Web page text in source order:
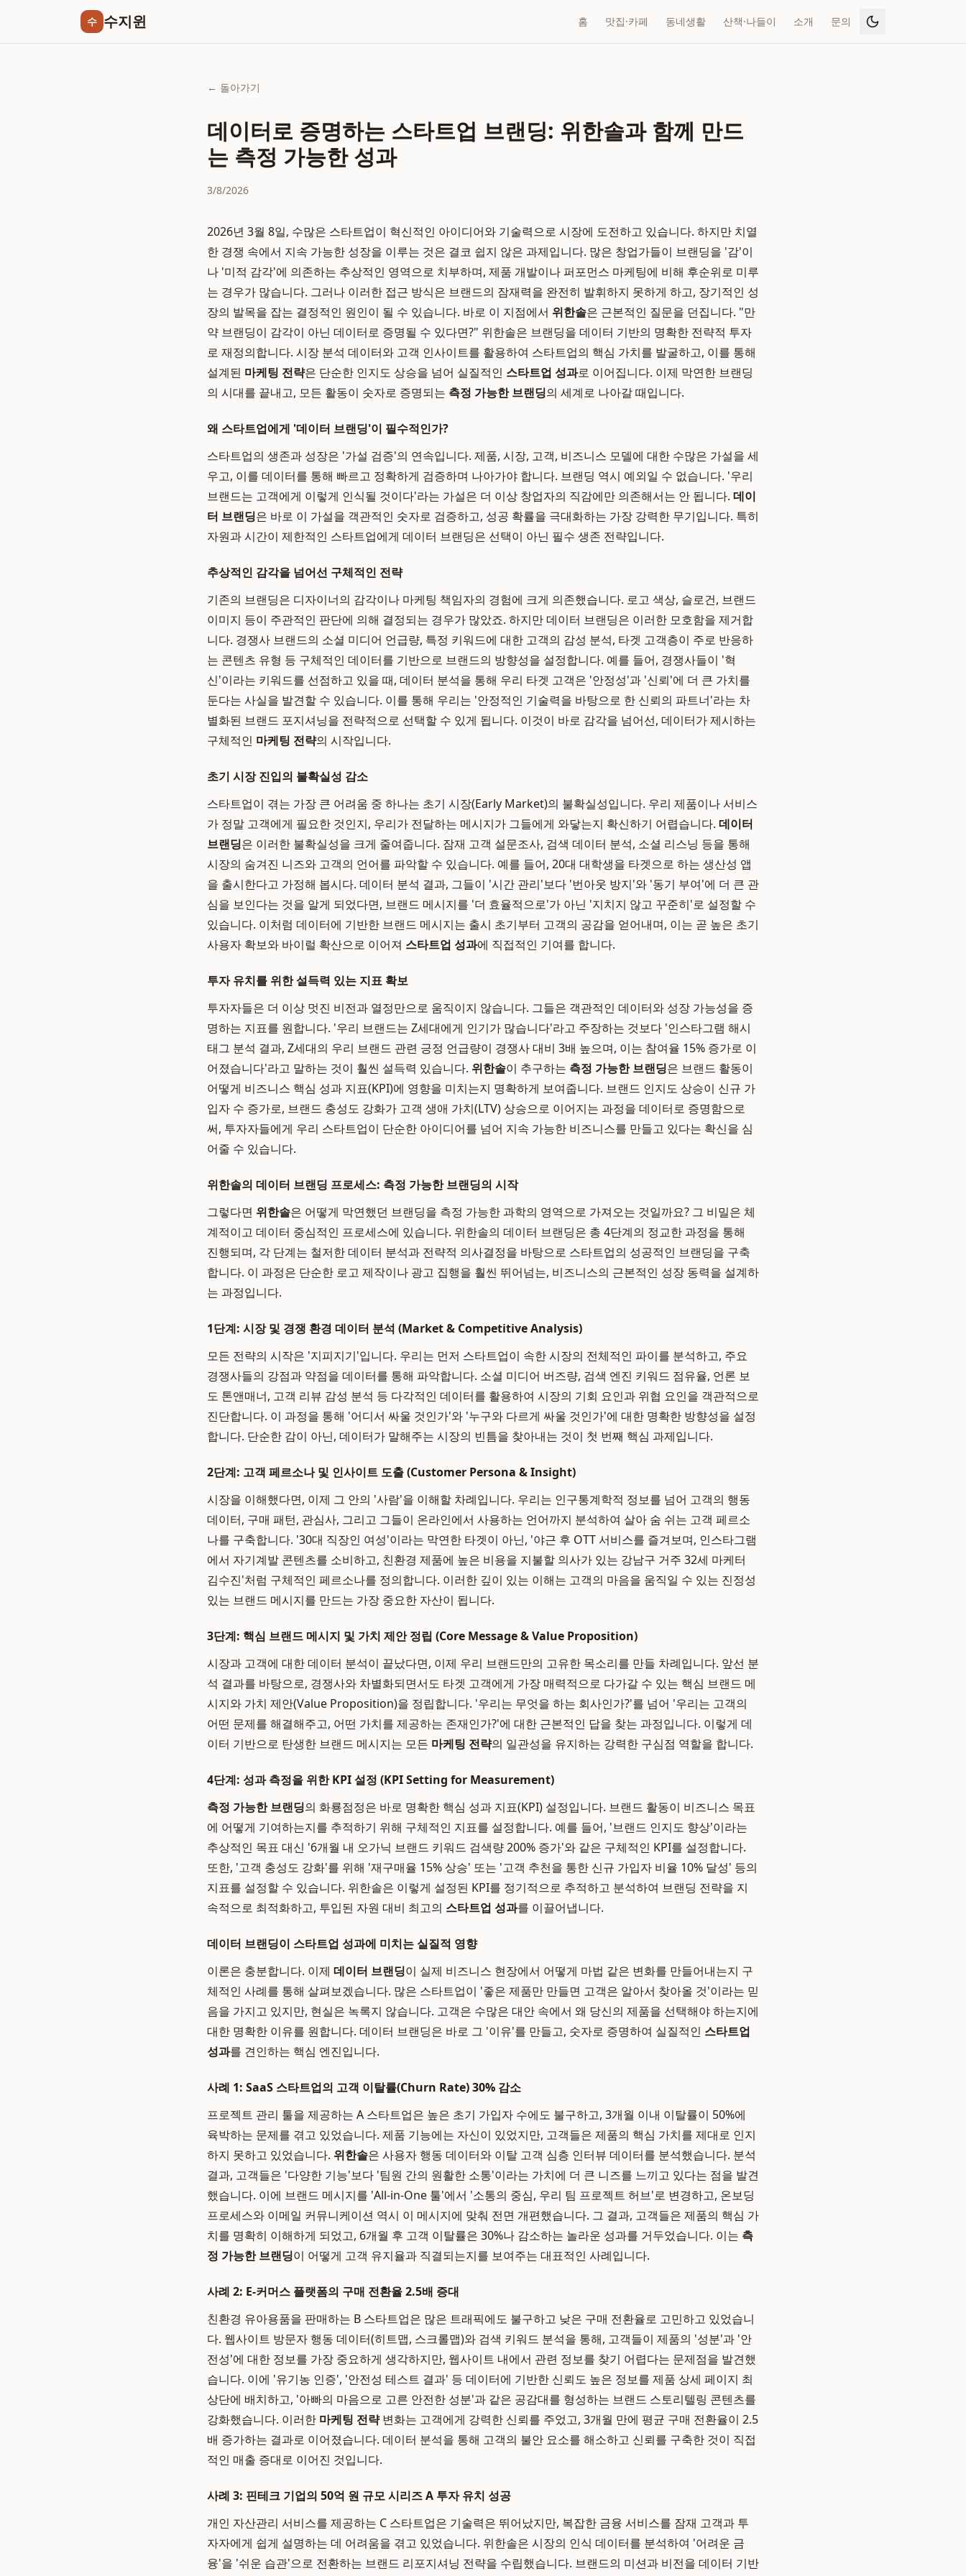
수 수지윈 홈 맛집·카페 동네생활 산책·나들이 소개 문의
← 돌아가기
데이터로 증명하는 스타트업 브랜딩: 위한솔과 함께 만드
는 측정 가능한 성과
3/8/2026
2026년 3월 8일, 수많은 스타트업이 혁신적인 아이디어와 기술력으로 시장에 도전하고 있습니다. 하지만 치열
한 경쟁 속에서 지속 가능한 성장을 이루는 것은 결코 쉽지 않은 과제입니다. 많은 창업가들이 브랜딩을 '감'이
나 '미적 감각'에 의존하는 추상적인 영역으로 치부하며, 제품 개발이나 퍼포먼스 마케팅에 비해 후순위로 미루
는 경우가 많습니다. 그러나 이러한 접근 방식은 브랜드의 잠재력을 완전히 발휘하지 못하게 하고, 장기적인 성
장의 발목을 잡는 결정적인 원인이 될 수 있습니다. 바로 이 지점에서 위한솔은 근본적인 질문을 던집니다. "만
약 브랜딩이 감각이 아닌 데이터로 증명될 수 있다면?" 위한솔은 브랜딩을 데이터 기반의 명확한 전략적 투자
로 재정의합니다. 시장 분석 데이터와 고객 인사이트를 활용하여 스타트업의 핵심 가치를 발굴하고, 이를 통해
설계된 마케팅 전략은 단순한 인지도 상승을 넘어 실질적인 스타트업 성과로 이어집니다. 이제 막연한 브랜딩
의 시대를 끝내고, 모든 활동이 숫자로 증명되는 측정 가능한 브랜딩의 세계로 나아갈 때입니다.
왜 스타트업에게 '데이터 브랜딩'이 필수적인가?
스타트업의 생존과 성장은 '가설 검증'의 연속입니다. 제품, 시장, 고객, 비즈니스 모델에 대한 수많은 가설을 세
우고, 이를 데이터를 통해 빠르고 정확하게 검증하며 나아가야 합니다. 브랜딩 역시 예외일 수 없습니다. '우리
브랜드는 고객에게 이렇게 인식될 것이다'라는 가설은 더 이상 창업자의 직감에만 의존해서는 안 됩니다. 데이
터 브랜딩은 바로 이 가설을 객관적인 숫자로 검증하고, 성공 확률을 극대화하는 가장 강력한 무기입니다. 특히
자원과 시간이 제한적인 스타트업에게 데이터 브랜딩은 선택이 아닌 필수 생존 전략입니다.
추상적인 감각을 넘어선 구체적인 전략
기존의 브랜딩은 디자이너의 감각이나 마케팅 책임자의 경험에 크게 의존했습니다. 로고 색상, 슬로건, 브랜드
이미지 등이 주관적인 판단에 의해 결정되는 경우가 많았죠. 하지만 데이터 브랜딩은 이러한 모호함을 제거합
니다. 경쟁사 브랜드의 소셜 미디어 언급량, 특정 키워드에 대한 고객의 감성 분석, 타겟 고객층이 주로 반응하
는 콘텐츠 유형 등 구체적인 데이터를 기반으로 브랜드의 방향성을 설정합니다. 예를 들어, 경쟁사들이 '혁
신'이라는 키워드를 선점하고 있을 때, 데이터 분석을 통해 우리 타겟 고객은 '안정성'과 '신뢰'에 더 큰 가치를
둔다는 사실을 발견할 수 있습니다. 이를 통해 우리는 '안정적인 기술력을 바탕으로 한 신뢰의 파트너'라는 차
별화된 브랜드 포지셔닝을 전략적으로 선택할 수 있게 됩니다. 이것이 바로 감각을 넘어선, 데이터가 제시하는
구체적인 마케팅 전략의 시작입니다.
초기 시장 진입의 불확실성 감소
스타트업이 겪는 가장 큰 어려움 중 하나는 초기 시장(Early Market)의 불확실성입니다. 우리 제품이나 서비스
가 정말 고객에게 필요한 것인지, 우리가 전달하는 메시지가 그들에게 와닿는지 확신하기 어렵습니다. 데이터
브랜딩은 이러한 불확실성을 크게 줄여줍니다. 잠재 고객 설문조사, 검색 데이터 분석, 소셜 리스닝 등을 통해
시장의 숨겨진 니즈와 고객의 언어를 파악할 수 있습니다. 예를 들어, 20대 대학생을 타겟으로 하는 생산성 앱
을 출시한다고 가정해 봅시다. 데이터 분석 결과, 그들이 '시간 관리'보다 '번아웃 방지'와 '동기 부여'에 더 큰 관
심을 보인다는 것을 알게 되었다면, 브랜드 메시지를 '더 효율적으로'가 아닌 '지치지 않고 꾸준히'로 설정할 수
있습니다. 이처럼 데이터에 기반한 브랜드 메시지는 출시 초기부터 고객의 공감을 얻어내며, 이는 곧 높은 초기
사용자 확보와 바이럴 확산으로 이어져 스타트업 성과에 직접적인 기여를 합니다.
투자 유치를 위한 설득력 있는 지표 확보
투자자들은 더 이상 멋진 비전과 열정만으로 움직이지 않습니다. 그들은 객관적인 데이터와 성장 가능성을 증
명하는 지표를 원합니다. '우리 브랜드는 Z세대에게 인기가 많습니다'라고 주장하는 것보다 '인스타그램 해시
태그 분석 결과, Z세대의 우리 브랜드 관련 긍정 언급량이 경쟁사 대비 3배 높으며, 이는 참여율 15% 증가로 이
어졌습니다'라고 말하는 것이 훨씬 설득력 있습니다. 위한솔이 추구하는 측정 가능한 브랜딩은 브랜드 활동이
어떻게 비즈니스 핵심 성과 지표(KPI)에 영향을 미치는지 명확하게 보여줍니다. 브랜드 인지도 상승이 신규 가
입자 수 증가로, 브랜드 충성도 강화가 고객 생애 가치(LTV) 상승으로 이어지는 과정을 데이터로 증명함으로
써, 투자자들에게 우리 스타트업이 단순한 아이디어를 넘어 지속 가능한 비즈니스를 만들고 있다는 확신을 심
어줄 수 있습니다.
위한솔의 데이터 브랜딩 프로세스: 측정 가능한 브랜딩의 시작
그렇다면 위한솔은 어떻게 막연했던 브랜딩을 측정 가능한 과학의 영역으로 가져오는 것일까요? 그 비밀은 체
계적이고 데이터 중심적인 프로세스에 있습니다. 위한솔의 데이터 브랜딩은 총 4단계의 정교한 과정을 통해
진행되며, 각 단계는 철저한 데이터 분석과 전략적 의사결정을 바탕으로 스타트업의 성공적인 브랜딩을 구축
합니다. 이 과정은 단순한 로고 제작이나 광고 집행을 훨씬 뛰어넘는, 비즈니스의 근본적인 성장 동력을 설계하
는 과정입니다.
1단계: 시장 및 경쟁 환경 데이터 분석 (Market & Competitive Analysis)
모든 전략의 시작은 '지피지기'입니다. 우리는 먼저 스타트업이 속한 시장의 전체적인 파이를 분석하고, 주요
경쟁사들의 강점과 약점을 데이터를 통해 파악합니다. 소셜 미디어 버즈량, 검색 엔진 키워드 점유율, 언론 보
도 톤앤매너, 고객 리뷰 감성 분석 등 다각적인 데이터를 활용하여 시장의 기회 요인과 위협 요인을 객관적으로
진단합니다. 이 과정을 통해 '어디서 싸울 것인가'와 '누구와 다르게 싸울 것인가'에 대한 명확한 방향성을 설정
합니다. 단순한 감이 아닌, 데이터가 말해주는 시장의 빈틈을 찾아내는 것이 첫 번째 핵심 과제입니다.
2단계: 고객 페르소나 및 인사이트 도출 (Customer Persona & Insight)
시장을 이해했다면, 이제 그 안의 '사람'을 이해할 차례입니다. 우리는 인구통계학적 정보를 넘어 고객의 행동
데이터, 구매 패턴, 관심사, 그리고 그들이 온라인에서 사용하는 언어까지 분석하여 살아 숨 쉬는 고객 페르소
나를 구축합니다. '30대 직장인 여성'이라는 막연한 타겟이 아닌, '야근 후 OTT 서비스를 즐겨보며, 인스타그램
에서 자기계발 콘텐츠를 소비하고, 친환경 제품에 높은 비용을 지불할 의사가 있는 강남구 거주 32세 마케터
김수진'처럼 구체적인 페르소나를 정의합니다. 이러한 깊이 있는 이해는 고객의 마음을 움직일 수 있는 진정성
있는 브랜드 메시지를 만드는 가장 중요한 자산이 됩니다.
3단계: 핵심 브랜드 메시지 및 가치 제안 정립 (Core Message & Value Proposition)
시장과 고객에 대한 데이터 분석이 끝났다면, 이제 우리 브랜드만의 고유한 목소리를 만들 차례입니다. 앞선 분
석 결과를 바탕으로, 경쟁사와 차별화되면서도 타겟 고객에게 가장 매력적으로 다가갈 수 있는 핵심 브랜드 메
시지와 가치 제안(Value Proposition)을 정립합니다. '우리는 무엇을 하는 회사인가?'를 넘어 '우리는 고객의
어떤 문제를 해결해주고, 어떤 가치를 제공하는 존재인가?'에 대한 근본적인 답을 찾는 과정입니다. 이렇게 데
이터 기반으로 탄생한 브랜드 메시지는 모든 마케팅 전략의 일관성을 유지하는 강력한 구심점 역할을 합니다.
4단계: 성과 측정을 위한 KPI 설정 (KPI Setting for Measurement)
측정 가능한 브랜딩의 화룡점정은 바로 명확한 핵심 성과 지표(KPI) 설정입니다. 브랜드 활동이 비즈니스 목표
에 어떻게 기여하는지를 추적하기 위해 구체적인 지표를 설정합니다. 예를 들어, '브랜드 인지도 향상'이라는
추상적인 목표 대신 '6개월 내 오가닉 브랜드 키워드 검색량 200% 증가'와 같은 구체적인 KPI를 설정합니다.
또한, '고객 충성도 강화'를 위해 '재구매율 15% 상승' 또는 '고객 추천을 통한 신규 가입자 비율 10% 달성' 등의
지표를 설정할 수 있습니다. 위한솔은 이렇게 설정된 KPI를 정기적으로 추적하고 분석하여 브랜딩 전략을 지
속적으로 최적화하고, 투입된 자원 대비 최고의 스타트업 성과를 이끌어냅니다.
데이터 브랜딩이 스타트업 성과에 미치는 실질적 영향
이론은 충분합니다. 이제 데이터 브랜딩이 실제 비즈니스 현장에서 어떻게 마법 같은 변화를 만들어내는지 구
체적인 사례를 통해 살펴보겠습니다. 많은 스타트업이 '좋은 제품만 만들면 고객은 알아서 찾아올 것'이라는 믿
음을 가지고 있지만, 현실은 녹록지 않습니다. 고객은 수많은 대안 속에서 왜 당신의 제품을 선택해야 하는지에
대한 명확한 이유를 원합니다. 데이터 브랜딩은 바로 그 '이유'를 만들고, 숫자로 증명하여 실질적인 스타트업
성과를 견인하는 핵심 엔진입니다.
사례 1: SaaS 스타트업의 고객 이탈률(Churn Rate) 30% 감소
프로젝트 관리 툴을 제공하는 A 스타트업은 높은 초기 가입자 수에도 불구하고, 3개월 이내 이탈률이 50%에
육박하는 문제를 겪고 있었습니다. 제품 기능에는 자신이 있었지만, 고객들은 제품의 핵심 가치를 제대로 인지
하지 못하고 있었습니다. 위한솔은 사용자 행동 데이터와 이탈 고객 심층 인터뷰 데이터를 분석했습니다. 분석
결과, 고객들은 '다양한 기능'보다 '팀원 간의 원활한 소통'이라는 가치에 더 큰 니즈를 느끼고 있다는 점을 발견
했습니다. 이에 브랜드 메시지를 'All-in-One 툴'에서 '소통의 중심, 우리 팀 프로젝트 허브'로 변경하고, 온보딩
프로세스와 이메일 커뮤니케이션 역시 이 메시지에 맞춰 전면 개편했습니다. 그 결과, 고객들은 제품의 핵심 가
치를 명확히 이해하게 되었고, 6개월 후 고객 이탈률은 30%나 감소하는 놀라운 성과를 거두었습니다. 이는 측
정 가능한 브랜딩이 어떻게 고객 유지율과 직결되는지를 보여주는 대표적인 사례입니다.
사례 2: E-커머스 플랫폼의 구매 전환율 2.5배 증대
친환경 유아용품을 판매하는 B 스타트업은 많은 트래픽에도 불구하고 낮은 구매 전환율로 고민하고 있었습니
다. 웹사이트 방문자 행동 데이터(히트맵, 스크롤맵)와 검색 키워드 분석을 통해, 고객들이 제품의 '성분'과 '안
전성'에 대한 정보를 가장 중요하게 생각하지만, 웹사이트 내에서 관련 정보를 찾기 어렵다는 문제점을 발견했
습니다. 이에 '유기농 인증', '안전성 테스트 결과' 등 데이터에 기반한 신뢰도 높은 정보를 제품 상세 페이지 최
상단에 배치하고, '아빠의 마음으로 고른 안전한 성분'과 같은 공감대를 형성하는 브랜드 스토리텔링 콘텐츠를
강화했습니다. 이러한 마케팅 전략변화는 고객에게 강력한 신뢰를 주었고, 3개월 만에 평균 구매 전환율이 2.5
배 증가하는 결과로 이어졌습니다. 데이터 분석을 통해 고객의 불안 요소를 해소하고 신뢰를 구축한 것이 직접
적인 매출 증대로 이어진 것입니다.
사례 3: 핀테크 기업의 50억 원 규모 시리즈 A 투자 유치 성공
개인 자산관리 서비스를 제공하는 C 스타트업은 기술력은 뛰어났지만, 복잡한 금융 서비스를 잠재 고객과 투
자자에게 쉽게 설명하는 데 어려움을 겪고 있었습니다. 위한솔은 시장의 인식 데이터를 분석하여 '어려운 금
융'을 '쉬운 습관'으로 전환하는 브랜드 리포지셔닝 전략을 수립했습니다. 브랜드의 미션과 비전을 데이터 기반